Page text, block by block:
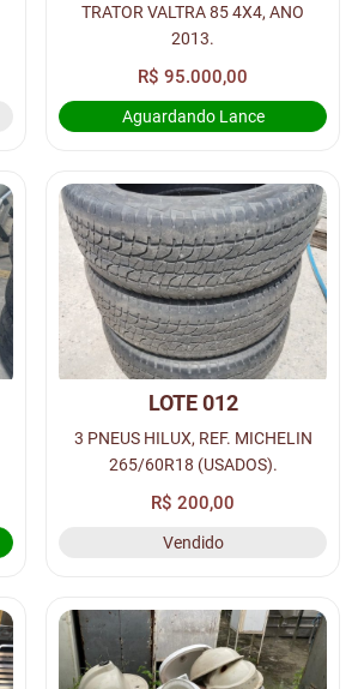
TRATOR VALTRA 85 4X4, ANO
2013.
R$ 95.000,00
Aguardando Lance
LOTE 012
3 PNEUS HILUX, REF. MICHELIN
265/60R18 (USADOS).
R$ 200,00
Vendido